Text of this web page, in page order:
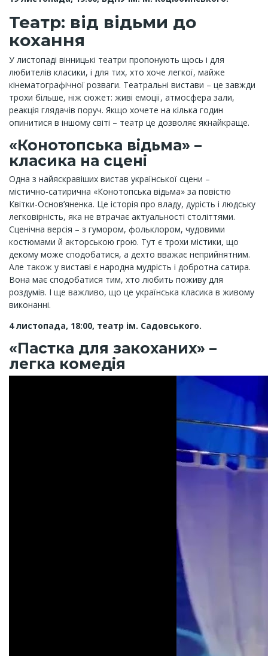
Театр: від відьми до
кохання
У листопаді вінницькі театри пропонують щось і для
любителів класики, і для тих, хто хоче легкої, майже
кінематографічної розваги. Театральні вистави – це завжди
трохи більше, ніж сюжет: живі емоції, атмосфера зали,
реакція глядачів поруч. Якщо хочете на кілька годин
опинитися в іншому світі – театр це дозволяє якнайкраще.
«Конотопська відьма» –
класика на сцені
Одна з найяскравіших вистав української сцени –
містично‑сатирична «Конотопська відьма» за повістю
Квітки-Основ’яненка. Це історія про владу, дурість і людську
легковірність, яка не втрачає актуальності століттями.
Сценічна версія – з гумором, фольклором, чудовими
костюмами й акторською грою. Тут є трохи містики, що
декому може сподобатися, а дехто вважає неприйнятним.
Але також у виставі є народна мудрість і добротна сатира.
Вона має сподобатися тим, хто любить поживу для
роздумів. І ще важливо, що це українська класика в живому
виконанні.
4 листопада, 18:00, театр ім. Садовського.
«Пастка для закоханих» –
легка комедія